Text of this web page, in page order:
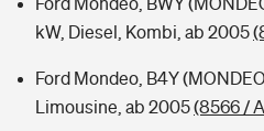
kW, Diesel, Kombi, ab 2005
Ford Mondeo, B4Y
Limousine, ab 2005(8566 /